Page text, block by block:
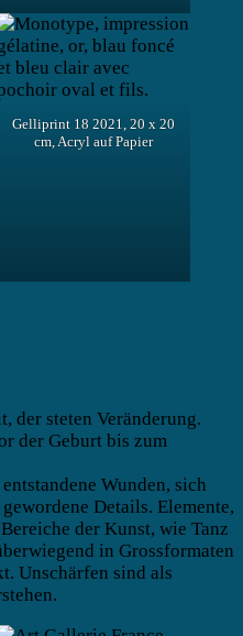
Gelliprint 18 2021, 20 x 20
cm, Acryl auf Papier
der steten Veränderung.
der Geburt bis zum
Wunden, sich
Details. Elemente,
der Kunst, wie Tanz
in Grossformaten
Unschärfen sind als